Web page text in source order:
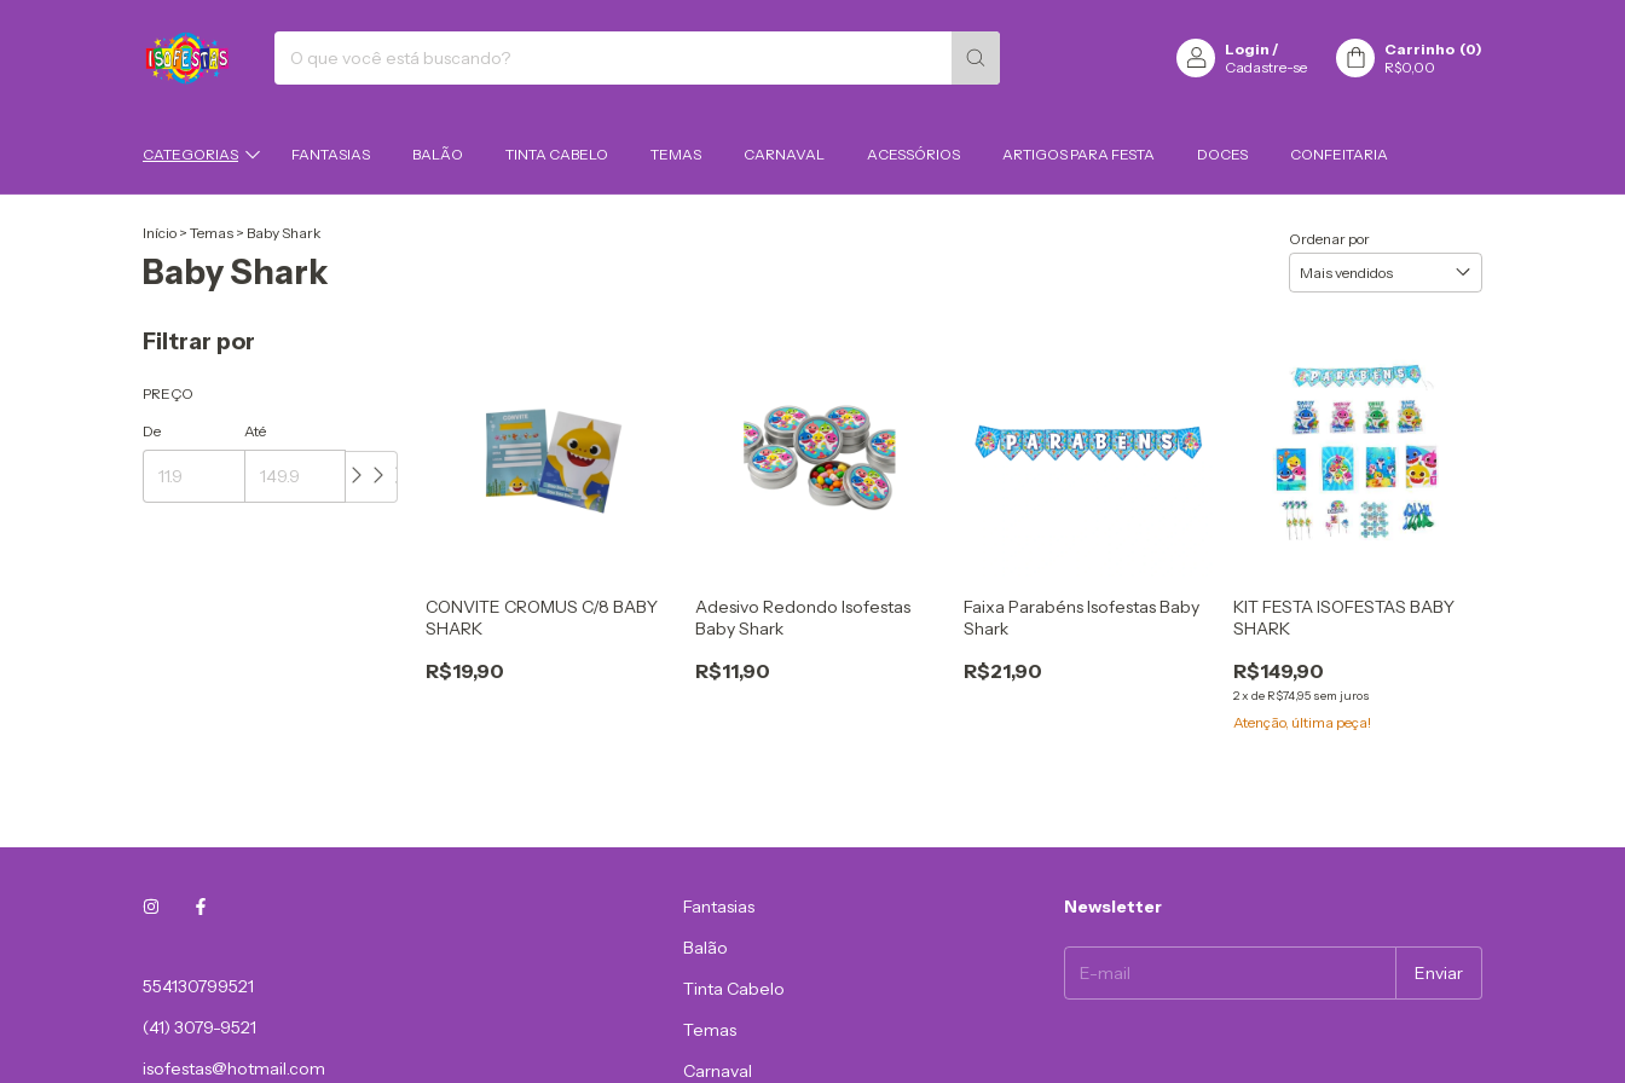
Login /
Cadastre-se
Carrinho (0)
R$0,00
CATEGORIAS FANTASIAS BALÃO TINTA CABELO TEMAS CARNAVAL ACESSÓRIOS ARTIGOS PARA FESTA DOCES CONFEITARIA
Início > Temas > Baby Shark
Baby Shark
Ordenar por
Filtrar por
PREÇO
De Até
CONVITE CROMUS C/8 BABY
SHARK
R$19,90
Adesivo Redondo Isofestas
Baby Shark
R$11,90
Faixa Parabéns Isofestas Baby
Shark
R$21,90
KIT FESTA ISOFESTAS BABY
SHARK
R$149,90
2x de R$74,95 sem juros
Atenção, última peça!
554130799521
(41) 3079-9521
isofestas@hotmail.com
Fantasias
Balão
Tinta Cabelo
Temas
Carnaval
Newsletter